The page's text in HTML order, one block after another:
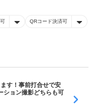
QRコード決済可
す！事前打合せで安
ション撮影どちらも可